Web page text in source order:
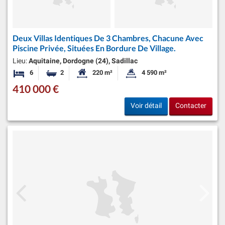
Deux Villas Identiques De 3 Chambres, Chacune Avec
Piscine Privée, Situées En Bordure De Village.
Lieu:Aquitaine, Dordogne (24), Sadillac
6 Chambres
2 Salles de bainsSurface habitable:
220 m² Superficie du terrain:
4 590 m²
410 000 €
Voir détail Contacter